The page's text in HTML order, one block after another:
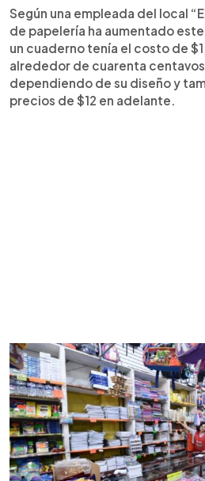
Según una empleada del local
de papelería ha aumentado
un cuaderno tenía el costo de
alrededor de cuarenta
dependiendo de su diseño y
precios de $12 en adelante.